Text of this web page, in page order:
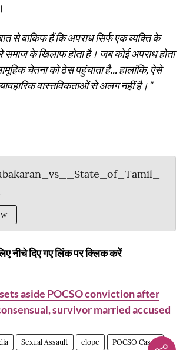
से वाकिफ हैं कि अपराध सिर्फ एक व्यक्ति के
समाज के खिलाफ होता है। जब कोई अपराध होता
चेतना को ठेस पहुंचाता है... हालांकि, ऐसे
वास्तविकताओं से अलग नहीं है।”
नीचे दिए गए लिंक पर क्लिक करें
aside POCSO conviction after
survivor married accused
Sexual Assault elope POCSO Cases